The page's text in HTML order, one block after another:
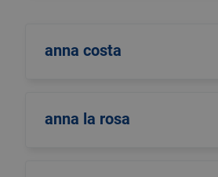
anna costa
anna la rosa